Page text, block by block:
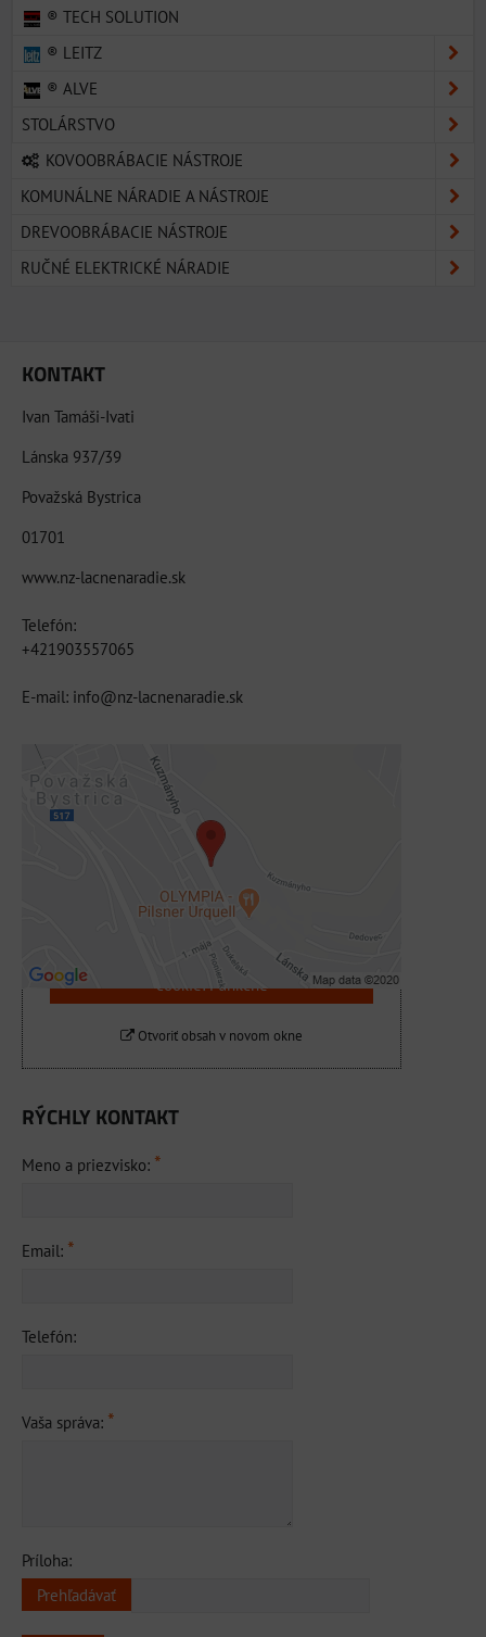
® TECH SOLUTION
® LEITZ
® ALVE
STOLÁRSTVO
KOVOOBRÁBACIE NÁSTROJE
KOMUNÁLNE NÁRADIE A NÁSTROJE
DREVOOBRÁBACIE NÁSTROJE
RUČNÉ ELEKTRICKÉ NÁRADIE
KONTAKT
Ivan Tamáši-Ivati
Lánska 937/39
Považská Bystrica
01701
www.nz-lacnenaradie.sk
Telefón:
+421903557065
E-mail: info@nz-lacnenaradie.sk
Externý obsah je blokovaný Voľbami
súkromia
Prajete si načítať externý obsah?
Povoliť tentokrát
Povoliť a zapamätať - súhlas s druhom
cookie: Funkčné
Otvoriť obsah v novom okne
RÝCHLY KONTAKT
Meno a priezvisko: *
Email: *
Telefón:
Vaša správa: *
Príloha: